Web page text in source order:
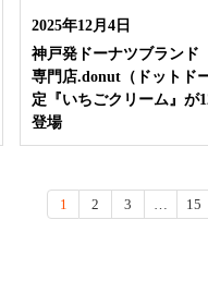
2025年12月4日
神戸発ドーナツブラン
専門店.donut（ドットド
定『いちごクリーム』が
登場
1 2 3 … 15